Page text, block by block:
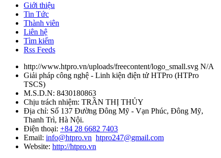
Giới thiệu
Tin Tức
Thành viên
Liên hệ
Tìm kiếm
Rss Feeds
http://www.htpro.vn/uploads/freecontent/logo_small.svg N/A
Giải pháp công nghệ - Linh kiện điện tử HTPro (HTPro
TSCS)
M.S.D.N: 8430180863
Chịu trách nhiệm: TRẦN THỊ THỦY
Địa chỉ: Số 137 Đường Đông Mỹ - Vạn Phúc, Đông Mỹ,
Thanh Trì, Hà Nội.
Điện thoại: +84 28 6682 7403
Email: info@htpro.vn htpro247@gmail.com
Website: http://htpro.vn